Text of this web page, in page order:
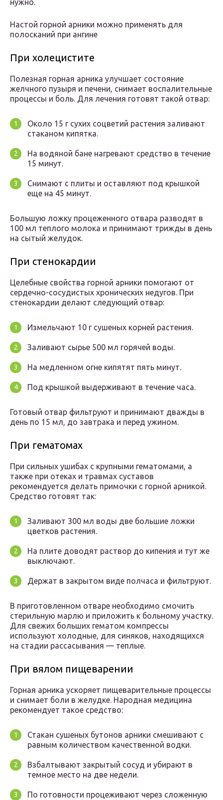
нужно.
Настой горной арники можно применять для
полосканий при ангине
При холецистите
Полезная горная арника улучшает состояние
желчного пузыря и печени, снимает воспалительные
процессы и боль. Для лечения готовят такой отвар:
Около 15 г сухих соцветий растения заливают
стаканом кипятка.
На водяной бане нагревают средство в течение
15 минут.
Снимают с плиты и оставляют под крышкой
еще на 45 минут.
Большую ложку процеженного отвара разводят в
100 мл теплого молока и принимают трижды в день
на сытый желудок.
При стенокардии
Целебные свойства горной арники помогают от
сердечно-сосудистых хронических недугов. При
стенокардии делают следующий отвар:
Измельчают 10 г сушеных корней растения.
Заливают сырье 500 мл горячей воды.
На медленном огне кипятят пять минут.
Под крышкой выдерживают в течение часа.
Готовый отвар фильтруют и принимают дважды в
день по 15 мл, до завтрака и перед ужином.
При гематомах
При сильных ушибах с крупными гематомами, а
также при отеках и травмах суставов
рекомендуется делать примочки с горной арникой.
Средство готовят так:
Заливают 300 мл воды две большие ложки
цветков растения.
На плите доводят раствор до кипения и тут же
выключают.
Держат в закрытом виде полчаса и фильтруют.
В приготовленном отваре необходимо смочить
стерильную марлю и приложить к больному участку.
Для свежих больших гематом компрессы
используют холодные, для синяков, находящихся
на стадии рассасывания — теплые.
При вялом пищеварении
Горная арника ускоряет пищеварительные процессы
и снимает боли в желудке. Народная медицина
рекомендует такое средство:
Стакан сушеных бутонов арники смешивают с
равным количеством качественной водки.
Взбалтывают закрытый сосуд и убирают в
темное место на две недели.
По готовности процеживают через сложенную